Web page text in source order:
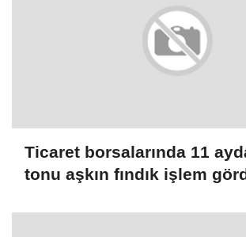
Ticaret borsalarında 11
tonu aşkın fındık işlem